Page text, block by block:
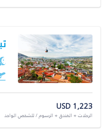
USD 1,223
الرحلات + الفندق + الرسوم / للشخص الواحد